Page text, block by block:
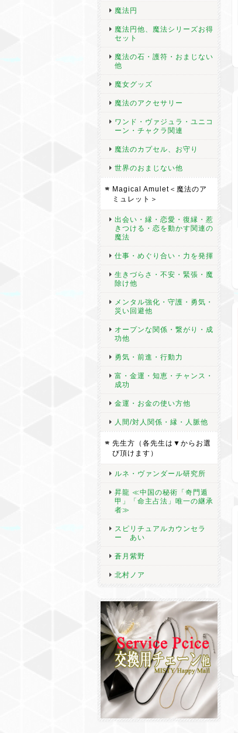
魔法円
魔法円他、魔法シリーズお得
セット
魔法の石・護符・おまじない
他
魔女グッズ
魔法のアクセサリー
ワンド・ヴァジュラ・ユニコ
ーン・チャクラ関連
魔法のカプセル、お守り
世界のおまじない他
Magical Amulet＜魔法のア
ミュレット＞
出会い・縁・恋愛・復縁・惹
きつける・恋を動かす関連の
魔法
仕事・めぐり合い・力を発揮
生きづらさ・不安・緊張・魔
除け他
メンタル強化・守護・勇気・
災い回避他
オープンな関係・繋がり・成
功他
勇気・前進・行動力
富・金運・知恵・チャンス・
成功
金運・お金の使い方他
人間/対人関係・縁・人脈他
先生方（各先生は▼からお選
び頂けます）
ルネ・ヴァンダール研究所
昇龍 ≪中国の秘術「奇門遁
甲」「命主占法」唯一の継承
者≫
スピリチュアルカウンセラ
ー あい
蒼月紫野
北村ノア